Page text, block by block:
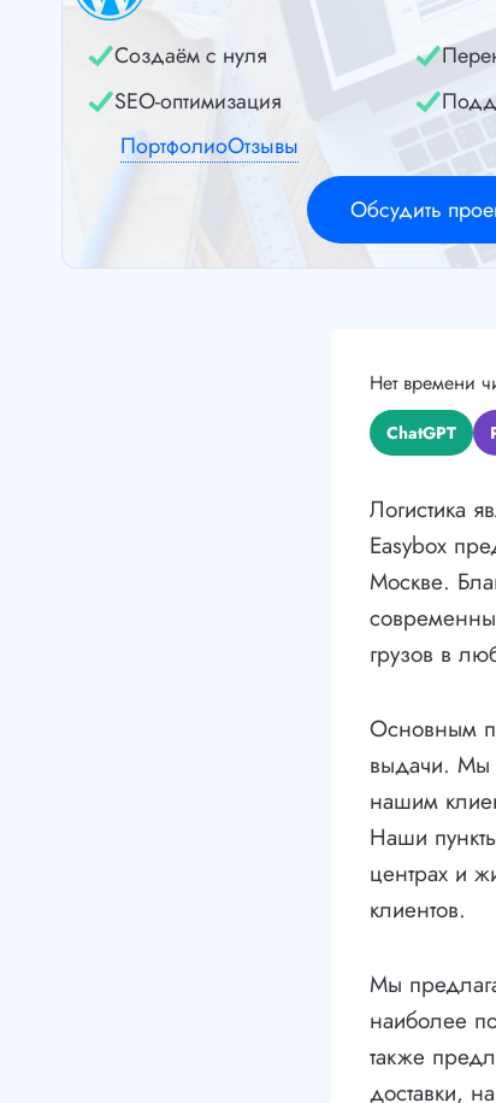
Создаём с нуля
SEO-оптимизация
ПортфолиоОтзывы
Обсудить
Нет времени
ChatGPT
Логистика
Easybox
Москве.
грузов в
Основным
выдачи. Мы
нашим
Наши
центрах и
клиентов.
Мы
наиболее
также
доставки,